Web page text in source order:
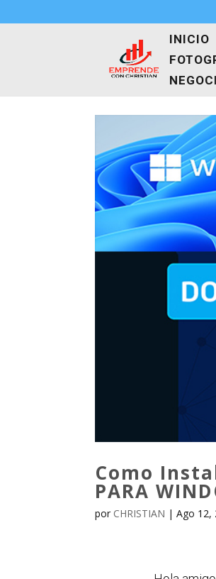
INICIO
Como
PARA
por CHRISTIAN |Ago 12,